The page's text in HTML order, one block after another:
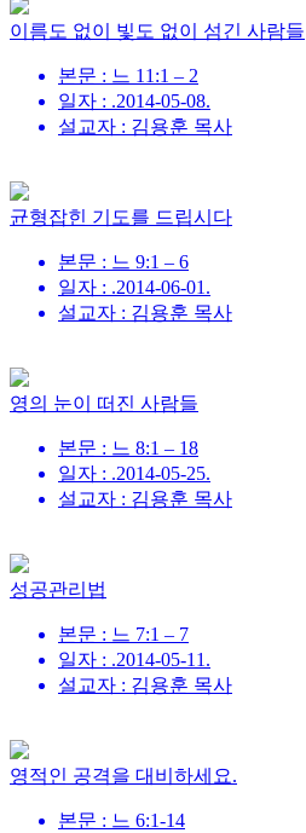
이름도 없이 빛도 없이 섬긴 사람들
본문 : 느 11:1 – 2
일자 : .2014-05-08.
설교자 : 김용훈 목사
균형잡힌 기도를 드립시다
본문 : 느 9:1 – 6
일자 : .2014-06-01.
설교자 : 김용훈 목사
영의 눈이 떠진 사람들
본문 : 느 8:1 – 18
일자 : .2014-05-25.
설교자 : 김용훈 목사
성공관리법
본문 : 느 7:1 – 7
일자 : .2014-05-11.
설교자 : 김용훈 목사
영적인 공격을 대비하세요.
본문 : 느 6:1-14